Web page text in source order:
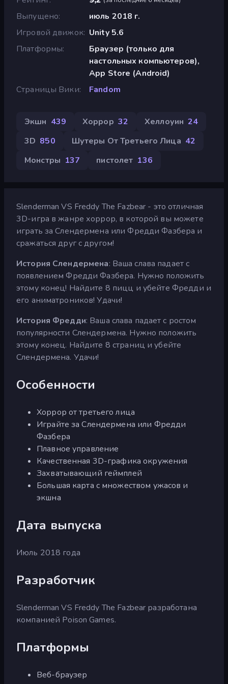
Выпущено
июль 2018 г.
Игровой движок Unity 5.6
Платформы
Браузер (только для
настольных компьютеров),
App Store (Android)
Страницы Вики
Fandom
Экшн 439 Хоррор 32 Хеллоуин 24
3D 850 Шутеры От Третьего Лица 42
Монстры 137 пистолет 136
Slenderman VS Freddy The Fazbear - это отличная
3D-игра в жанре хоррор, в которой вы можете
играть за Слендермена или Фредди Фазбера и
сражаться друг с другом!
История Слендермена: Ваша слава падает с
появлением Фредди Фазбера. Нужно положить
этому конец! Найдите 8 пицц и убейте Фредди и
его аниматроников! Удачи!
История Фредди: Ваша слава падает с ростом
популярности Слендермена. Нужно положить
этому конец. Найдите 8 страниц и убейте
Слендермена. Удачи!
Особенности
Хоррор от третьего лица
Играйте за Слендермена или Фредди
Фазбера
Плавное управление
Качественная 3D-графика окружения
Захватывающий геймплей
Большая карта с множеством ужасов и
экшна
Дата выпуска
Июль 2018 года
Разработчик
Slenderman VS Freddy The Fazbear разработана
компанией Poison Games.
Платформы
Веб-браузер